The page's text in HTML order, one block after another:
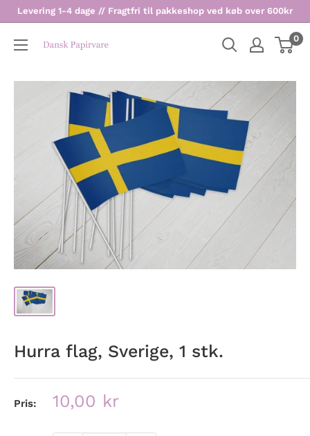
Levering 1-4 dage // Fragtfri til pakkeshop ved køb over 600kr
Dansk
0
Hurra flag, Sverige, 1 stk.
Pris: Udsalgspris
10,00 kr